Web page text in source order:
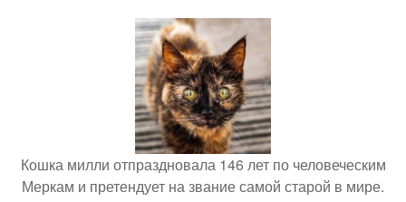
Кошка милли отпраздновала 146 лет по человеческим
Меркам и претендует на звание самой старой в мире.